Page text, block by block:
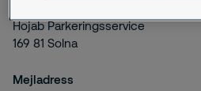
Hojab Parkeringsservice
169 81 Solna
Mejladress